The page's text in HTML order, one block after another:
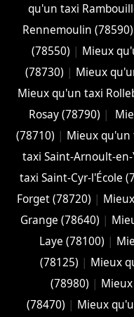
qu'un taxi
Rennemoulin (78590)
(78550) | Mieux
(78730) | Mieux
Mieux qu'un taxi
Rosay (78790) |
(78710) | Mieux qu'un
taxi Saint-Arnoult-
taxi Saint-Cyr-l'École
Forget (78720) |
Grange (78640) |
Laye (78100) |
(78125) | Mieux
(78980) |
(78470) | Mieux